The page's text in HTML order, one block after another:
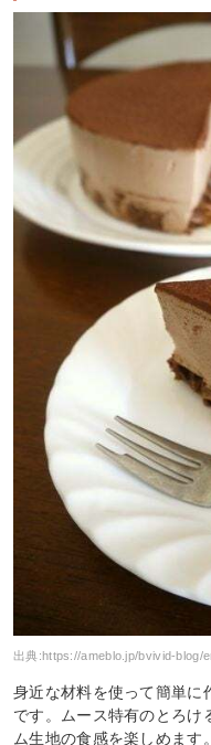
出典: https://ameblo.jp/bvivid-blog/
身近な材料を使って簡単に
です。ムース特有のとろけ
ム生地の食感を楽しめます